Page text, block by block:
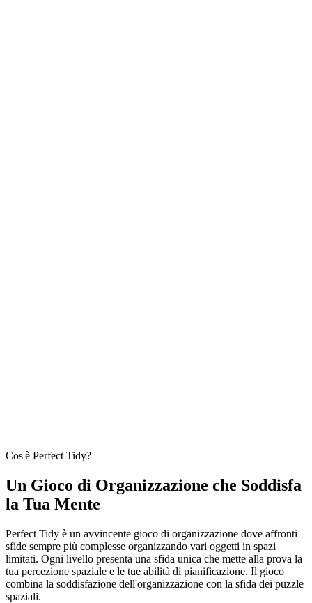
Cos'è Perfect Tidy?
Un Gioco di Organizzazione che Soddisfa
la Tua Mente
Perfect Tidy è un avvincente gioco di organizzazione dove affronti
sfide sempre più complesse organizzando vari oggetti in spazi
limitati. Ogni livello presenta una sfida unica che mette alla prova la
tua percezione spaziale e le tue abilità di pianificazione. Il gioco
combina la soddisfazione dell'organizzazione con la sfida dei puzzle
spaziali.